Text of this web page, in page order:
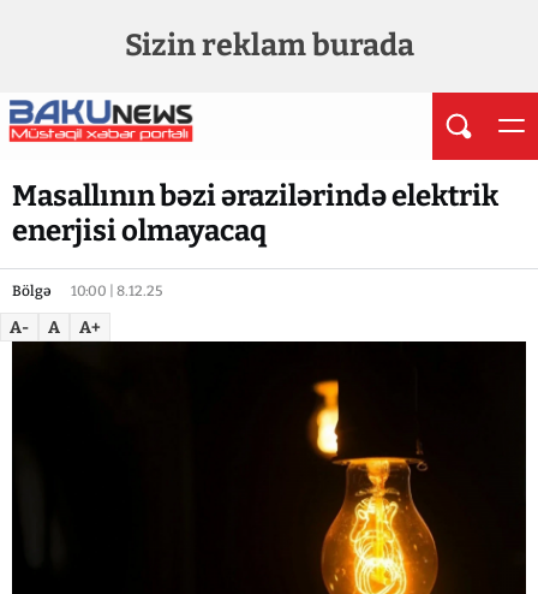
Sizin reklam burada
Masallının bəzi ərazilərində elektrik
enerjisi olmayacaq
Bölgə 10:00 | 8.12.25
A- A A+